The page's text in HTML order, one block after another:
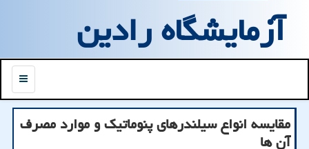
آزمایشگاه رادین
منو
مقایسه انواع سیلندرهای پنوماتیک و موارد مصرف
آن ها